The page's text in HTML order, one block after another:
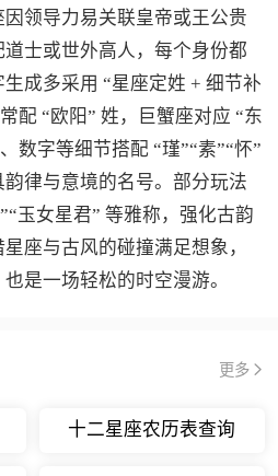
领导力易关联皇帝或王公贵
士或世外高人，每个身份都
成多采用 “星座定姓 + 细节补
配 “欧阳” 姓，巨蟹座对应 “东
数字等细节搭配 “瑾”“素”“怀”
律与意境的名号。部分玩法
玉女星君” 等雅称，强化古韵
座与古风的碰撞满足想象，
是一场轻松的时空漫游。
更多
十二星座农历表查询